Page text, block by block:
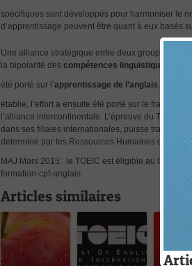
spécifiques sont développés pour harmoniser le
d’apprentissage peuvent être quant à eux basés
Une alliance stratégique entre deux groupes
la bipolarité des compétences linguistiques
été porté sur l’apprentissage de l’anglais, langue
établie, l’effort a ensuite été porté sur le français,
l’alliance intercontinentale. L’épreuve du TFI ™
dans ses filiales internationales, puisse travailler
déterminé par les Ressources Humaines de
MAJ Mars 2015: le TOEIC est éligible au CPF
formation-cpf-anglais
Articles similaires